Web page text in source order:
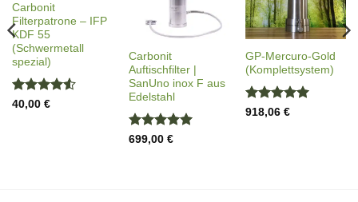
Carbonit
Filterpatrone – IFP
KDF 55
(Schwermetall
spezial)
Bewertet
40,00 €
Carbonit
Auftischfilter |
SanUno inox F aus
Edelstahl
Bewertet
699,00 €
GP-Mercuro-Gold
(Komplettsystem)
Bewertet
918,06 €